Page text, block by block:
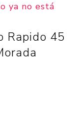
ya no está
Rapido 45